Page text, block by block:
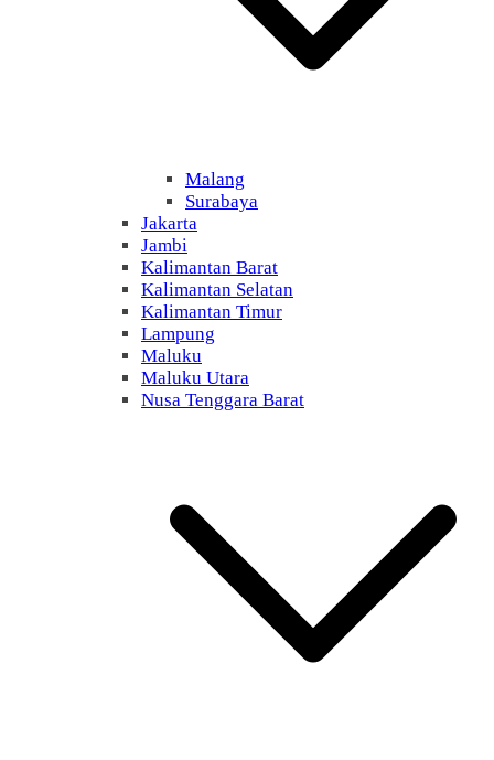
Malang
Surabaya
Jakarta
Jambi
Kalimantan Barat
Kalimantan Selatan
Kalimantan Timur
Lampung
Maluku
Maluku Utara
Nusa Tenggara Barat